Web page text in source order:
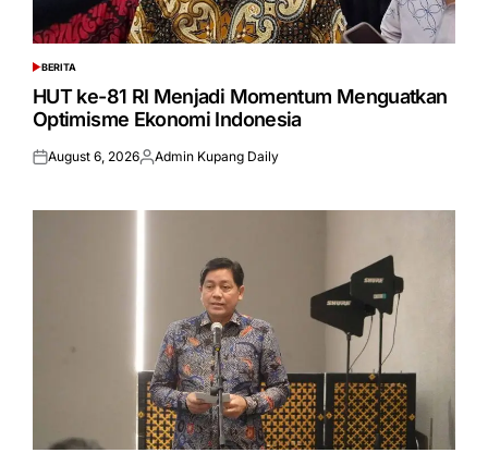
POSTED
IN
BERITA
HUT ke-81 RI Menjadi Momentum Menguatkan
Optimisme Ekonomi Indonesia
Posted
August 6, 2026Posted
Admin Kupang Daily